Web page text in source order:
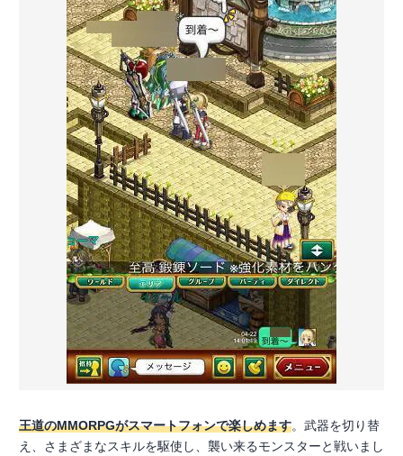
王道のMMORPGがスマートフォンで楽しめます。武器を切り替
え、さまざまなスキルを駆使し、襲い来るモンスターと戦いまし